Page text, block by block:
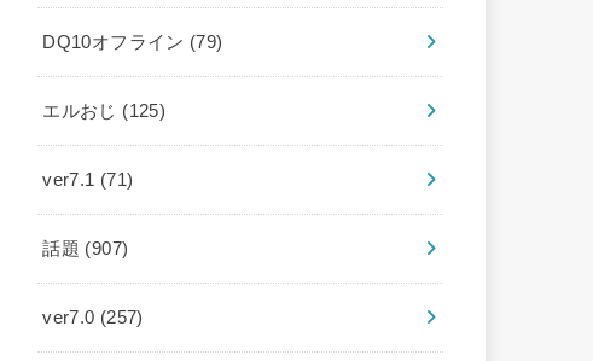
DQ10オフライン (79)
エルおじ (125)
ver7.1 (71)
話題 (907)
ver7.0 (257)